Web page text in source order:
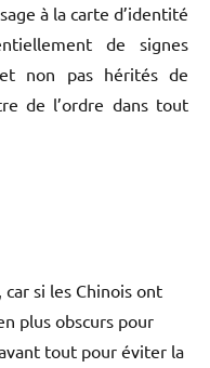
à la carte d’identité
de signes
non pas hérités de
de l’ordre dans tout
si les Chinois ont
plus obscurs pour
tout pour éviter la